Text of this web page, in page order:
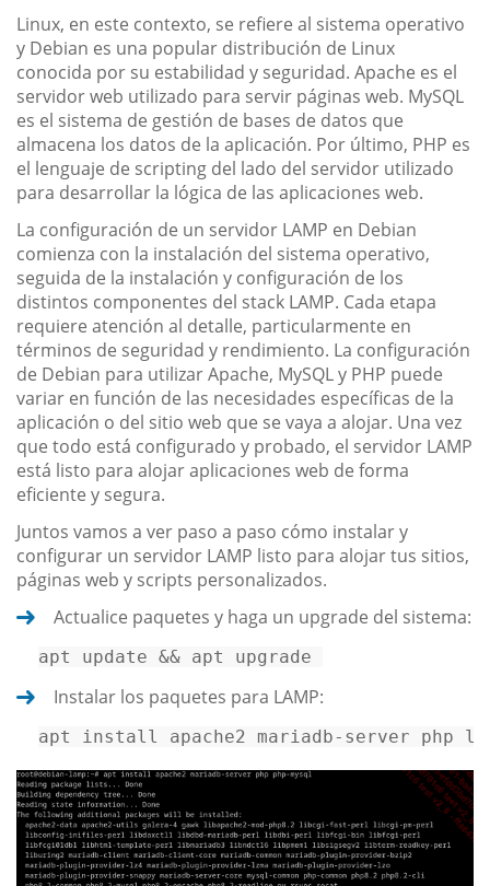
Linux, en este contexto, se refiere al sistema operativo
y Debian es una popular distribución de Linux
conocida por su estabilidad y seguridad. Apache es el
servidor web utilizado para servir páginas web. MySQL
es el sistema de gestión de bases de datos que
almacena los datos de la aplicación. Por último, PHP es
el lenguaje de scripting del lado del servidor utilizado
para desarrollar la lógica de las aplicaciones web.
La configuración de un servidor LAMP en Debian
comienza con la instalación del sistema operativo,
seguida de la instalación y configuración de los
distintos componentes del stack LAMP. Cada etapa
requiere atención al detalle, particularmente en
términos de seguridad y rendimiento. La configuración
de Debian para utilizar Apache, MySQL y PHP puede
variar en función de las necesidades específicas de la
aplicación o del sitio web que se vaya a alojar. Una vez
que todo está configurado y probado, el servidor LAMP
está listo para alojar aplicaciones web de forma
eficiente y segura.
Juntos vamos a ver paso a paso cómo instalar y
configurar un servidor LAMP listo para alojar tus sitios,
páginas web y scripts personalizados.
Actualice paquetes y haga un upgrade del sistema:
apt update && apt upgrade
Instalar los paquetes para LAMP:
apt install apache2 mariadb-server php